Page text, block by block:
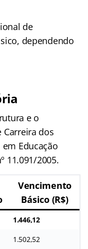
de
dependendo
e o
Carreira dos
Educação
11.091/2005.
Vencimento
Básico (R$)
1.446,12
1.502,52